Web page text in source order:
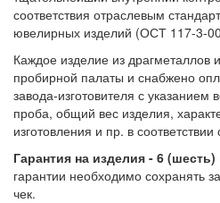
соответствия отраслевым
ювелирных изделий (ОСТ 117-3-
Каждое изделие из драгметаллов
пробирной палаты и снабжено
завода-изготовителя с
проба, общий вес изделия,
изготовления и пр. в
Гарантия на изделия - 6
гарантии необходимо сохранять
чек.